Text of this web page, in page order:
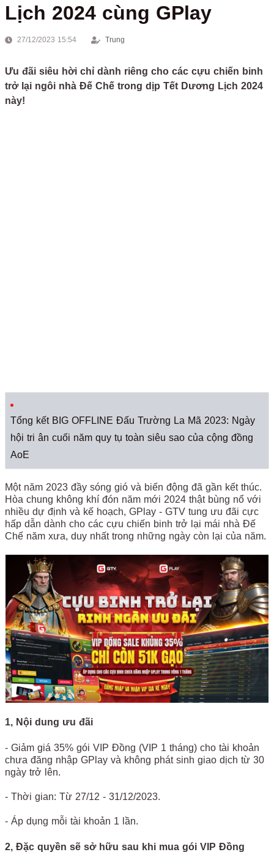
Lịch 2024 cùng GPlay
27/12/2023 15:54 Trung
Ưu đãi siêu hời chỉ dành riêng cho các cựu chiến binh
trở lại ngôi nhà Đế Chế trong dịp Tết Dương Lịch 2024
này!
Tổng kết BIG OFFLINE Đấu Trường La Mã 2023: Ngày
hội tri ân cuối năm quy tụ toàn siêu sao của cộng đồng
AoE
Một năm 2023 đầy sóng gió và biến động đã gần kết thúc.
Hòa chung không khí đón năm mới 2024 thật bùng nổ với
nhiều dự định và kế hoạch, GPlay - GTV tung ưu đãi cực
hấp dẫn dành cho các cựu chiến binh trở lại mái nhà Đế
Chế năm xưa, duy nhất trong những ngày còn lại của năm.
1, Nội dung ưu đãi
- Giảm giá 35% gói VIP Đồng (VIP 1 tháng) cho tài khoản
chưa đăng nhập GPlay và không phát sinh giao dịch từ 30
ngày trở lên.
- Thời gian: Từ 27/12 - 31/12/2023.
- Áp dụng mỗi tài khoản 1 lần.
2, Đặc quyền sẽ sở hữu sau khi mua gói VIP Đồng